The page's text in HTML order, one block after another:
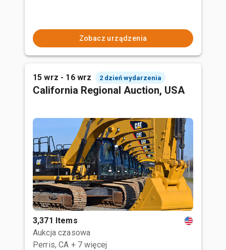
Zobacz urządzenia
15 wrz - 16 wrz 2 dzień wydarzenia
California Regional Auction, USA
3,371 Items
Aukcja czasowa
Perris, CA + 7 więcej